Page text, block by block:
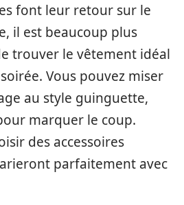
font leur retour sur le
il est beaucoup plus
trouver le vêtement idéal
Vous pouvez miser
au style guinguette,
marquer le coup.
des accessoires
parfaitement avec